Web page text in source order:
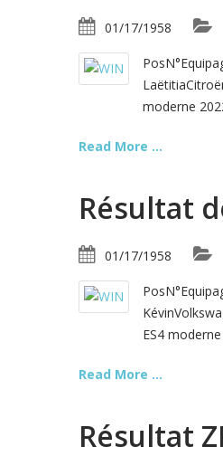
01/17/1958
moderne
Read More ...
Résultat
01/17/1958
ES4
Read More ...
Résultat